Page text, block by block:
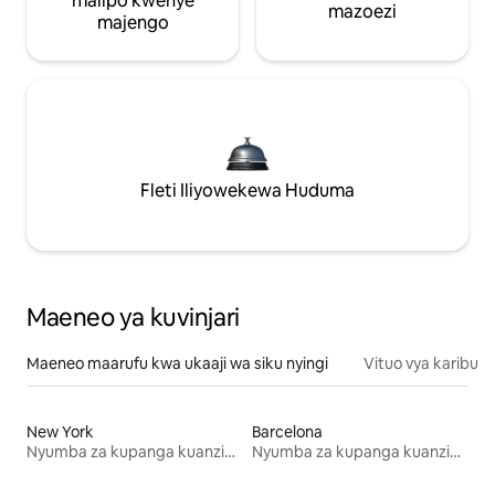
majengo
mazoezi
Fleti Iliyowekewa Huduma
Maeneo ya kuvinjari
Maeneo maarufu kwa ukaaji wa siku nyingi Vituo vya karibu
New York
Nyumba za kupanga kuanzia mwezi mmoja
Barcelona
Nyumba za kupanga kuanzia mwezi mmoja